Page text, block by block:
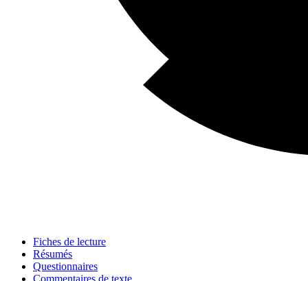
Fiches de lecture
Résumés
Questionnaires
Commentaires de texte